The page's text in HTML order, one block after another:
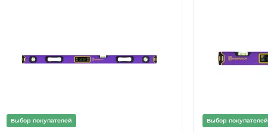
Выбор покупателей Выбор покупателей